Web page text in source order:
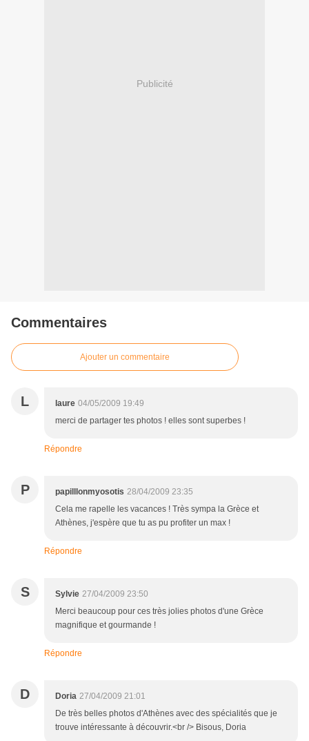
Publicité
Commentaires
Ajouter un commentaire
L laure 04/05/2009 19:49
merci de partager tes photos ! elles sont superbes !
Répondre
P papilllonmyosotis 28/04/2009 23:35
Cela me rapelle les vacances ! Très sympa la Grèce et
Athènes, j'espère que tu as pu profiter un max !
Répondre
S Sylvie 27/04/2009 23:50
Merci beaucoup pour ces très jolies photos d'une Grèce
magnifique et gourmande !
Répondre
D Doria 27/04/2009 21:01
De très belles photos d'Athènes avec des spécialités que je
trouve intéressante à découvrir.<br /> Bisous, Doria